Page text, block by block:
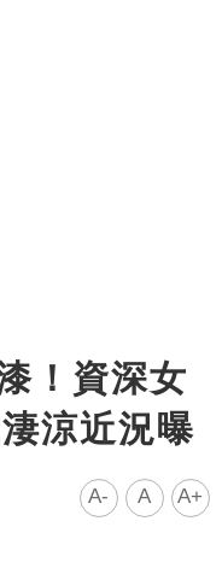
！資深女
涼近況曝
A- A A+